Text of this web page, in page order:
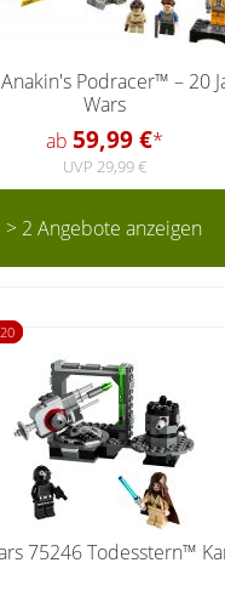
Podracer™ – 20
Wars
ab 59,99 €*
UVP 29,99 €
> 2 Angebote anzeigen
75246 Todesstern™